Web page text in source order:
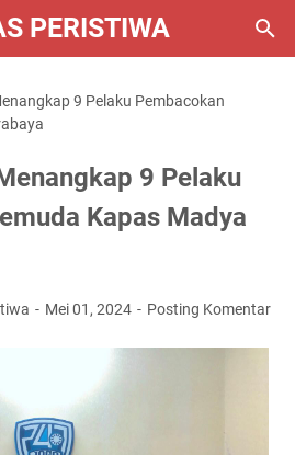
PERISTIWA
9 Pelaku Pembacokan
9 Pelaku
Kapas Madya
Mei 01, 2024 Posting Komentar